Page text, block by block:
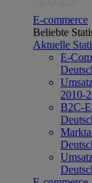
E-commerce
Beliebte
Aktuelle
E-
2010-
B2C-